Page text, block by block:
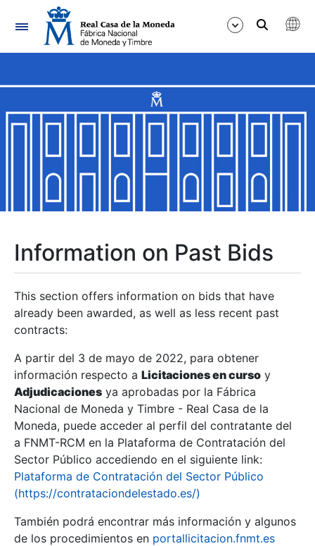
Navigation
Show/Hide
Show/Hide
Show/Hide
Show/Hide
Show/Hide
Information on Past Bids
This section offers information on bids that have
already been awarded, as well as less recent past
contracts:
A partir del 3 de mayo de 2022, para obtener
información respecto a Licitaciones en curso y
Adjudicaciones ya aprobadas por la Fábrica
Nacional de Moneda y Timbre - Real Casa de la
Moneda, puede acceder al perfil del contratante del
a FNMT-RCM en la Plataforma de Contratación del
Sector Público accediendo en el siguiente link:
Plataforma de Contratación del Sector Público
(https://contrataciondelestado.es/)
También podrá encontrar más información y algunos
de los procedimientos en portallicitacion.fnmt.es